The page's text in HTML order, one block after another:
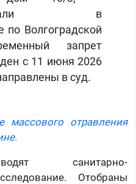
в
по Волгоградской
запрет
с 11 июня 2026
в суд.
отравления
санитарно-
Отобраны